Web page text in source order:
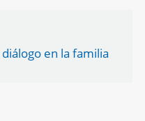
en la familia